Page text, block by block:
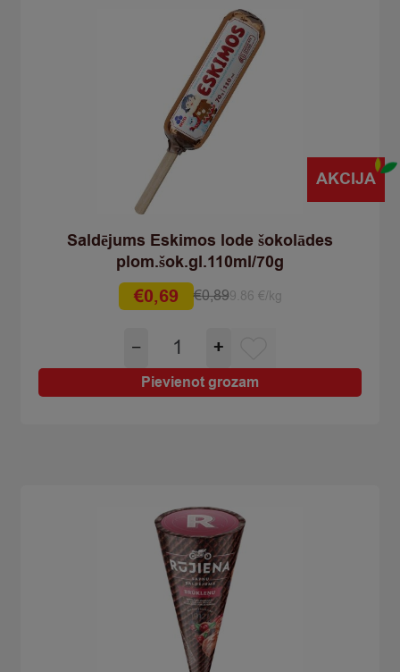
Saldējums Eskimos lode šokolādes
plom.šok.gl.110ml/70g
AKCIJA
€0,89
Original
was:
€0,89.
€0,69
Current
€0,69.
9.86 €/kg
−
Saldējums
Eskimos
lode
šokolādes
+
Pievienot grozam